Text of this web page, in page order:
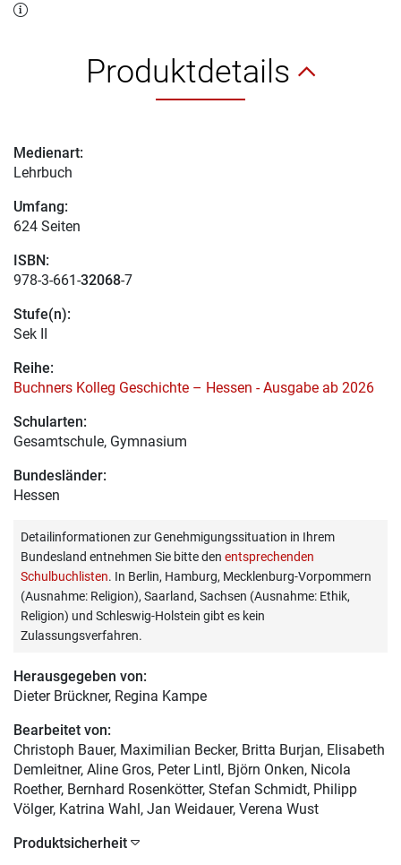
Produktdetails
Medienart:
Lehrbuch
Umfang:
624 Seiten
ISBN:
978-3-661-32068-7
Stufe(n):
Sek II
Reihe:
Buchners Kolleg Geschichte – Hessen - Ausgabe ab 2026
Schularten:
Gesamtschule, Gymnasium
Bundesländer:
Hessen
Detailinformationen zur Genehmigungssituation in Ihrem
Bundesland entnehmen Sie bitte den entsprechenden
Schulbuchlisten. In Berlin, Hamburg, Mecklenburg-Vorpommern
(Ausnahme: Religion), Saarland, Sachsen (Ausnahme: Ethik,
Religion) und Schleswig-Holstein gibt es kein
Zulassungsverfahren.
Herausgegeben von:
Dieter Brückner, Regina Kampe
Bearbeitet von:
Christoph Bauer, Maximilian Becker, Britta Burjan, Elisabeth
Demleitner, Aline Gros, Peter Lintl, Björn Onken, Nicola
Roether, Bernhard Rosenkötter, Stefan Schmidt, Philipp
Völger, Katrina Wahl, Jan Weidauer, Verena Wust
Produktsicherheit